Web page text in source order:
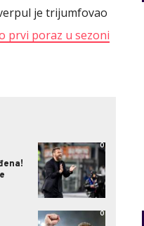
je trijumfovao
prvi poraz u sezoni
0
0